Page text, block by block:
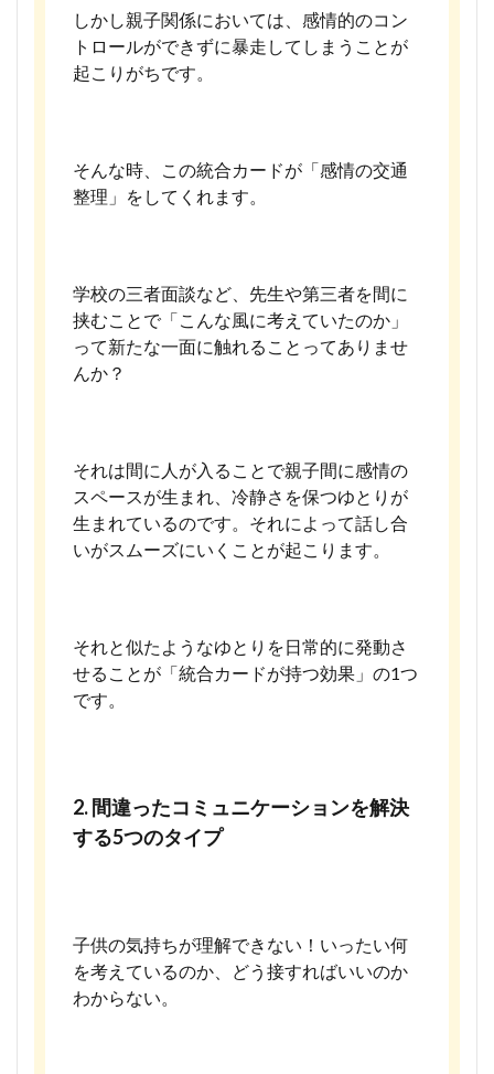
しかし親子関係においては、感情的のコン
トロールができずに暴走してしまうことが
起こりがちです。
そんな時、この統合カードが「感情の交通
整理」をしてくれます。
学校の三者面談など、先生や第三者を間に
挟むことで「こんな風に考えていたのか」
って新たな一面に触れることってありませ
んか？
それは間に人が入ることで親子間に感情の
スペースが生まれ、冷静さを保つゆとりが
生まれているのです。それによって話し合
いがスムーズにいくことが起こります。
それと似たようなゆとりを日常的に発動さ
せることが「統合カードが持つ効果」の1つ
です。
2. 間違ったコミュニケーションを解決
する5つのタイプ
子供の気持ちが理解できない！いったい何
を考えているのか、どう接すればいいのか
わからない。